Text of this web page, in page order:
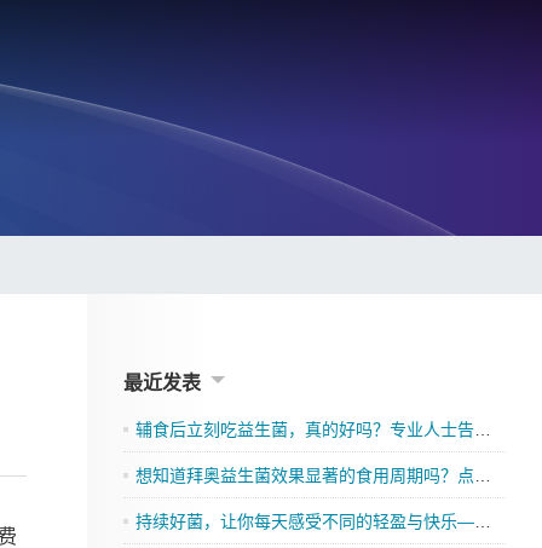
最近发表
辅食后立刻吃益生菌，真的好吗？专业人士告诉你
想知道拜奥益生菌效果显著的食用周期吗？点击了解吧
持续好菌，让你每天感受不同的轻盈与快乐——格兰迪莱益生菌来袭”